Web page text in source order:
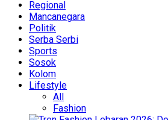
Regional
Mancanegara
Politik
Serba Serbi
Sports
Sosok
Kolom
Lifestyle
All
Fashion